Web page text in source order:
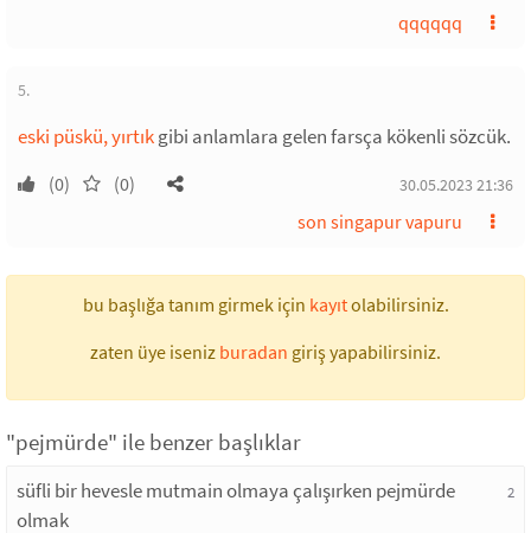
qqqqqq
5.
eski püskü, yırtıkgibi anlamlara gelen farsça kökenli sözcük.
(0) (0) 30.05.2023 21:36
son singapur vapuru
bu başlığa tanım girmek için kayıtolabilirsiniz.
zaten üye iseniz buradan giriş yapabilirsiniz.
"pejmürde" ile benzer başlıklar
süfli bir hevesle mutmain olmaya çalışırken pejmürde
olmak
2